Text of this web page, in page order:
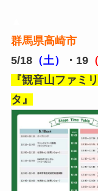
群馬県高崎市
5/18（土） ・19
『観音山ファミ
タ』